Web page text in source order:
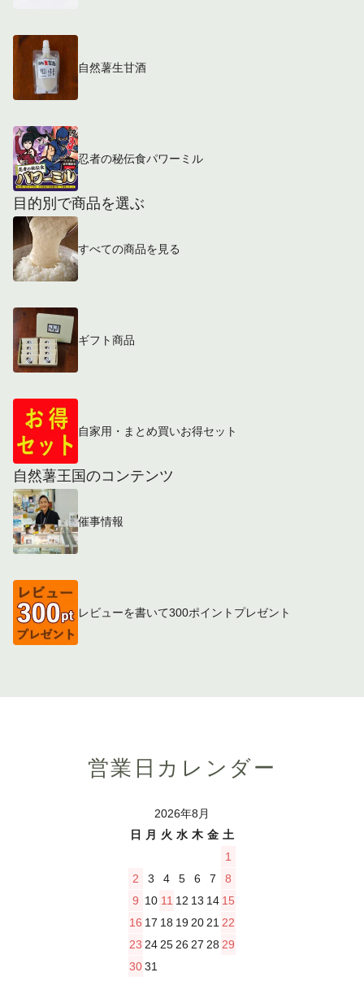
自然薯生甘酒
忍者の秘伝食パワーミル
目的別で商品を選ぶ
すべての商品を見る
ギフト商品
自家用・まとめ買いお得セット
自然薯王国のコンテンツ
催事情報
レビューを書いて300ポイントプレゼント
営業日カレンダー
2026年8月
日
月 火 水 木 金 土
1
2
3 4 5 6 7
8
9 10 11 12 13 14 15
16 17 18 19 20 21 22
23 24 25 26 27 28 29
3031